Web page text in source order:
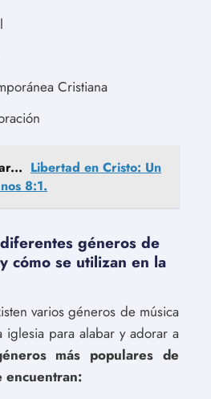
Cristiana
Libertad en Cristo: Un
8:1.
géneros de
cómo se utilizan en la
varios géneros de música
para alabar y adorar a
más populares de
encuentran: